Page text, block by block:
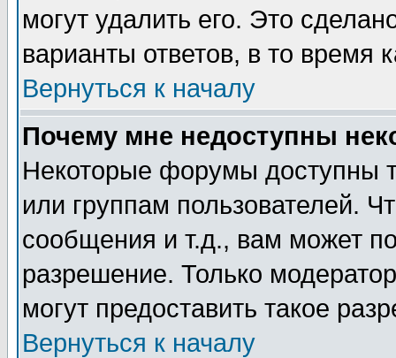
могут удалить его. Это
варианты ответов, в то время
Вернуться к началу
Почему мне недоступны
Некоторые форумы доступны
или группам пользователей.
сообщения и т.д., вам может
разрешение. Только
могут предоставить такое
Вернуться к началу